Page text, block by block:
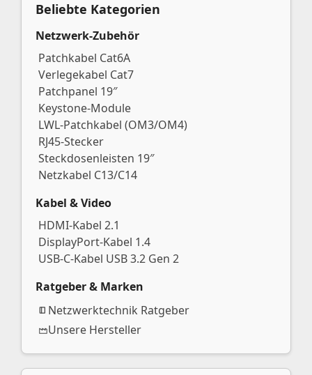
Beliebte Kategorien
Netzwerk-Zubehör
Patchkabel Cat6A
Verlegekabel Cat7
Patchpanel 19″
Keystone-Module
LWL-Patchkabel (OM3/OM4)
RJ45-Stecker
Steckdosenleisten 19″
Netzkabel C13/C14
Kabel & Video
HDMI-Kabel 2.1
DisplayPort-Kabel 1.4
USB-C-Kabel USB 3.2 Gen 2
Ratgeber & Marken
Netzwerktechnik Ratgeber
Unsere Hersteller